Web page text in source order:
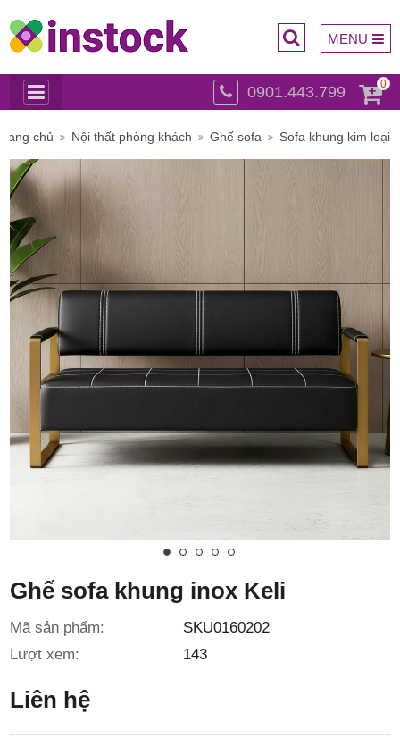
0901.443.799 0
MENU
Trụ sở
chính:
3/6D, ấp
Tiền Lân,
xã Bà
chủ Nội thất phòng khách Ghế sofa Sofa khung kim loại
Ghế sofa khung inox Keli
Mã sản phẩm:
SKU0160202
Lượt xem:
143
Liên hệ